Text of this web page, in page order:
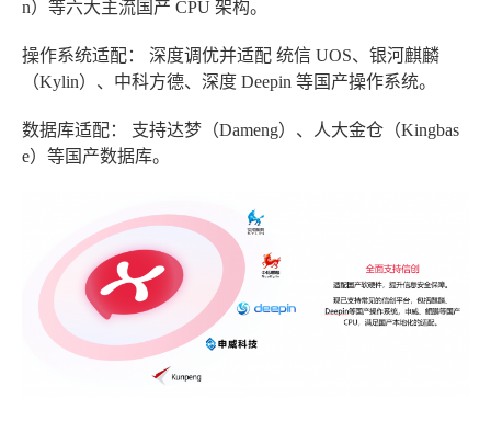
n）等六大主流国产 CPU 架构。
操作系统适配： 深度调优并适配 统信 UOS、银河麒麟
（Kylin）、中科方德、深度 Deepin 等国产操作系统。
数据库适配：
支持达梦（Dameng）、人大金仓（Kingbas
e）等国产数据库。